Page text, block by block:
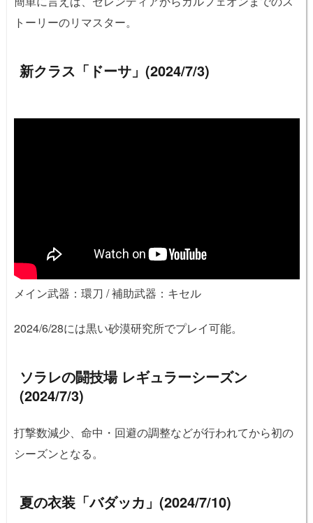
トーリーのリマスター。
新クラス「ドーサ」(2024/7/3)
メイン武器：環刀 / 補助武器：キセル
2024/6/28には黒い砂漠研究所でプレイ可能。
ソラレの闘技場 レギュラーシーズン
(2024/7/3)
打撃数減少、命中・回避の調整などが行われてから初の
シーズンとなる。
夏の衣装「バダッカ」(2024/7/10)